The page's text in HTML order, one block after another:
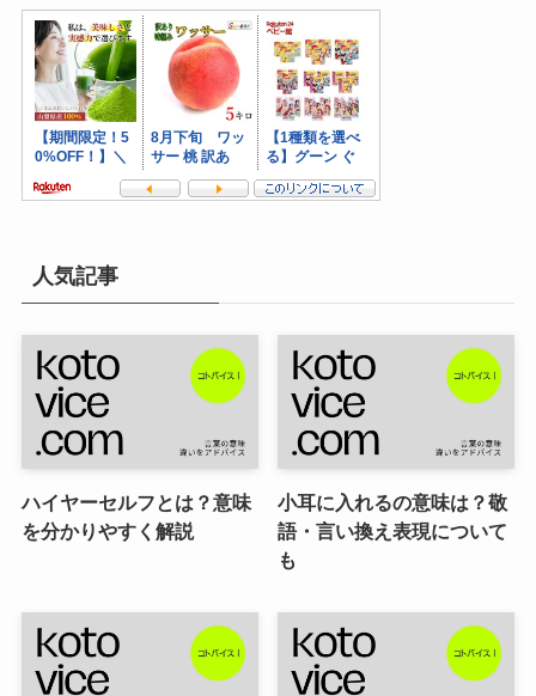
人気記事
ハイヤーセルフとは？意味
を分かりやすく解説
小耳に入れるの意味は？敬
語・言い換え表現について
も